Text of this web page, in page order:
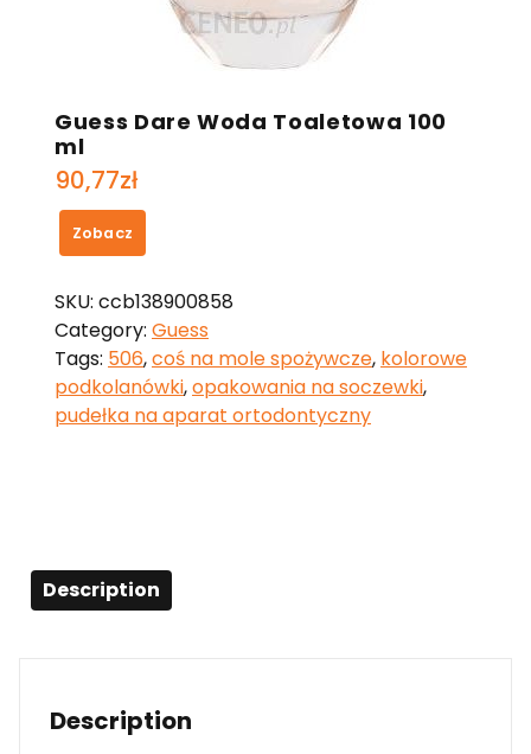
Guess Dare Woda Toaletowa 100
ml
90,77zł
Zobacz
SKU: ccb138900858
Category: Guess
Tags: 506,coś na mole spożywcze, kolorowe
podkolanówki,opakowania na soczewki,
pudełka na aparat ortodontyczny
Description
Description